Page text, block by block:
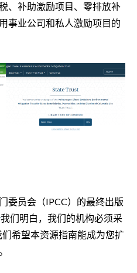
、补助激励项目、零排放补
事业公司和私人激励项目的
委员会（IPCC）的最终出版
我们明白，我们的机构必须采
们希望本资源指南能成为您扩